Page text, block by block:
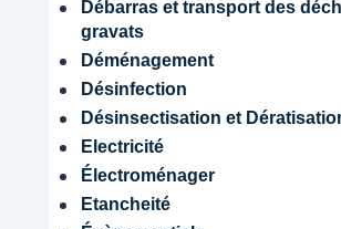
Débarras et transport des
gravats
Déménagement
Désinfection
Désinsectisation et
Electricité
Électroménager
Etancheité